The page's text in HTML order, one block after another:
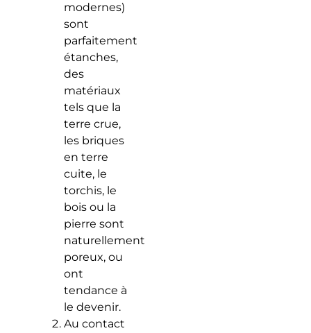
modernes)
sont
parfaitement
étanches,
des
matériaux
tels que la
terre crue,
les briques
en terre
cuite, le
torchis, le
bois ou la
pierre sont
naturellement
poreux, ou
ont
tendance à
le devenir.
Au contact